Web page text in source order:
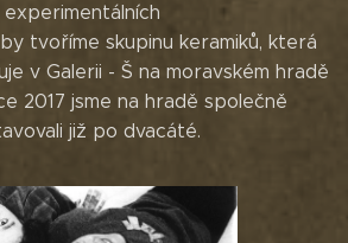
experimentálních
tvoříme skupinu keramiků, která
v Galerii - Š na moravském hradě
2017 jsme na hradě společně
již po dvacáté.